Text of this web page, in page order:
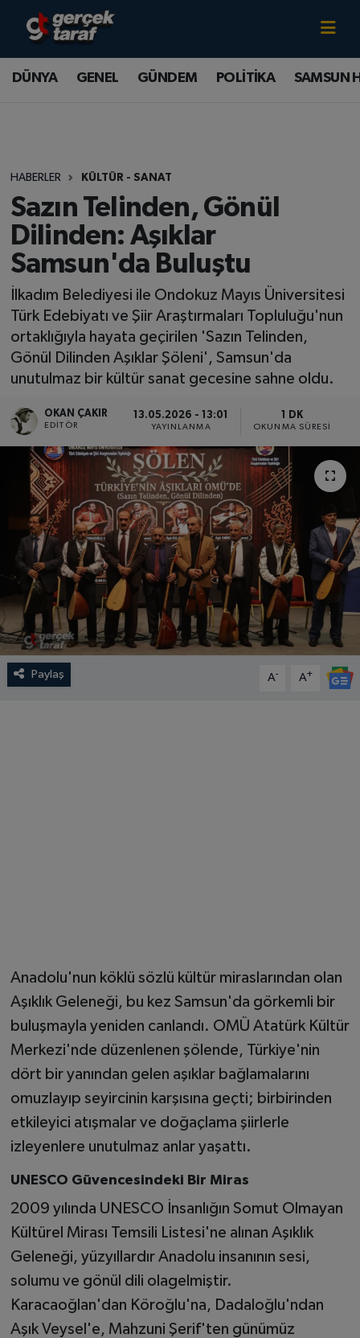
DÜNYA GENEL GÜNDEM POLİTİKA SAMSUN
HABERLER KÜLTÜR - SANAT
Sazın Telinden, Gönül
Dilinden: Aşıklar
Samsun'da Buluştu
İlkadım Belediyesi ile Ondokuz Mayıs Üniversitesi
Türk Edebiyatı ve Şiir Araştırmaları Topluluğu'nun
ortaklığıyla hayata geçirilen 'Sazın Telinden,
Gönül Dilinden Aşıklar Şöleni', Samsun'da
unutulmaz bir kültür sanat gecesine sahne oldu.
OKAN ÇAKIR
EDITÖR
13.05.2026 - 13:01
YAYINLANMA
1 DK
OKUNMA SÜRESI
Paylaş A- A+
Anadolu'nun köklü sözlü kültür miraslarından olan
Aşıklık Geleneği, bu kez Samsun'da görkemli bir
buluşmayla yeniden canlandı. OMÜ Atatürk Kültür
Merkezi'nde düzenlenen şölende, Türkiye'nin
dört bir yanından gelen aşıklar bağlamalarını
omuzlayıp seyircinin karşısına geçti; birbirinden
etkileyici atışmalar ve doğaçlama şiirlerle
izleyenlere unutulmaz anlar yaşattı.
UNESCO Güvencesindeki Bir Miras
2009 yılında UNESCO İnsanlığın Somut Olmayan
Kültürel Mirası Temsili Listesi'ne alınan Aşıklık
Geleneği, yüzyıllardır Anadolu insanının sesi,
solumu ve gönül dili olagelmiştir.
Karacaoğlan'dan Köroğlu'na, Dadaloğlu'ndan
Aşık Veysel'e, Mahzuni Şerif'ten günümüz
Canlı TV İzle
DÜNYA
POLİTİKA
SAMSUN HABER
SAMSUNSPOR
SAĞLIK
TEKNOLOJİ
EKONOMİ
TEKNOLOJİ
YAŞAM
YEMEK
Samsun Nöbetçi Eczaneler
Samsun Trafik Yoğunluk Haritası
Süper Lig Puan Durumu ve Fikstür
Tüm Manşetler
Son Dakika Haberleri
Haber Arşivi